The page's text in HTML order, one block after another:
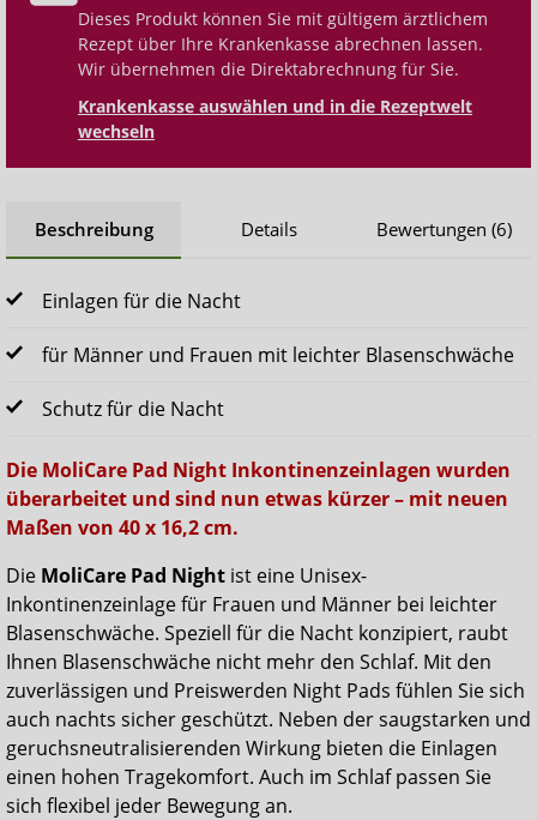
Dieses Produkt können Sie mit gültigem ärztlichem
Rezept über Ihre Krankenkasse abrechnen lassen.
Wir übernehmen die Direktabrechnung für Sie.
Krankenkasse auswählen und in die Rezeptwelt
wechseln
Beschreibung Details Bewertungen (6)
Einlagen für die Nacht
für Männer und Frauen mit leichter Blasenschwäche
Schutz für die Nacht
Die MoliCare Pad Night Inkontinenzeinlagen wurden
überarbeitet und sind nun etwas kürzer – mit neuen
Maßen von 40 x 16,2 cm.
Die MoliCare Pad Night ist eine Unisex-
Inkontinenzeinlage für Frauen und Männer bei leichter
Blasenschwäche. Speziell für die Nacht konzipiert, raubt
Ihnen Blasenschwäche nicht mehr den Schlaf. Mit den
zuverlässigen und Preiswerden Night Pads fühlen Sie sich
auch nachts sicher geschützt. Neben der saugstarken und
geruchsneutralisierenden Wirkung bieten die Einlagen
einen hohen Tragekomfort. Auch im Schlaf passen Sie
sich flexibel jeder Bewegung an.